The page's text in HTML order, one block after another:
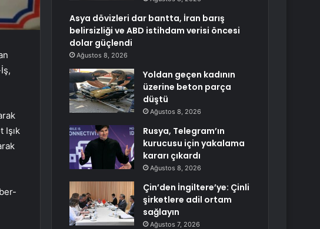
Işık
Asya dövizleri dar bantta, İran barış
belirsizliği ve ABD istihdam verisi öncesi
dolar güçlendi
Ağustos 8, 2026
Yoldan geçen kadının
üzerine beton parça
düştü
Ağustos 8, 2026
Rusya, Telegram’ın
kurucusu için yakalama
kararı çıkardı
Ağustos 8, 2026
Çin’den İngiltere’ye: Çinli
şirketlere adil ortam
sağlayın
Ağustos 7, 2026